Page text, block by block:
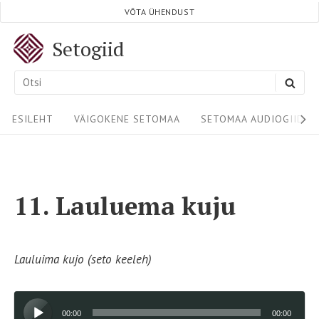
content
Setogiid
Search
VÕTA ÜHENDUST
Site
Navigation
ESILEHT VÄIGOKENE SETOMAA SETOMAA AUDIOGIIDID
11. Lauluema kuju
Lauluima kujo (seto keeleh)
Audioesitaja
00:00 00:00